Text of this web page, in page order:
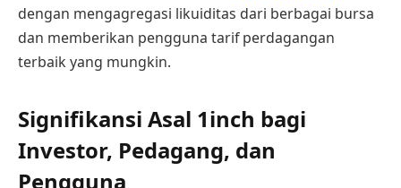
dengan mengagregasi likuiditas dari berbagai bursa
dan memberikan pengguna tarif perdagangan
terbaik yang mungkin.
Signifikansi Asal 1inch bagi
Investor, Pedagang, dan
Pengguna